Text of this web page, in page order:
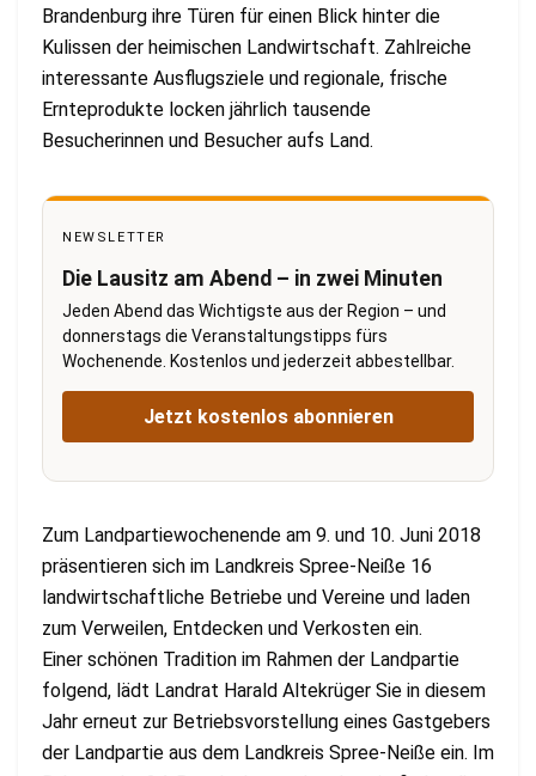
Brandenburg ihre Türen für einen Blick hinter die
Kulissen der heimischen Landwirtschaft. Zahlreiche
interessante Ausflugsziele und regionale, frische
Ernteprodukte locken jährlich tausende
Besucherinnen und Besucher aufs Land.
NEWSLETTER
Die Lausitz am Abend – in zwei Minuten
Jeden Abend das Wichtigste aus der Region – und
donnerstags die Veranstaltungstipps fürs
Wochenende. Kostenlos und jederzeit abbestellbar.
Jetzt kostenlos abonnieren
Zum Landpartiewochenende am 9. und 10. Juni 2018
präsentieren sich im Landkreis Spree-Neiße 16
landwirtschaftliche Betriebe und Vereine und laden
zum Verweilen, Entdecken und Verkosten ein.
Einer schönen Tradition im Rahmen der Landpartie
folgend, lädt Landrat Harald Altekrüger Sie in diesem
Jahr erneut zur Betriebsvorstellung eines Gastgebers
der Landpartie aus dem Landkreis Spree-Neiße ein. Im